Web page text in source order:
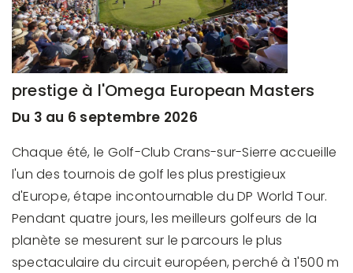
prestige à l'Omega European Masters
Du 3 au 6 septembre 2026
Chaque été, le Golf-Club Crans-sur-Sierre accueille
l'un des tournois de golf les plus prestigieux
d'Europe, étape incontournable du DP World Tour.
Pendant quatre jours, les meilleurs golfeurs de la
planète se mesurent sur le parcours le plus
spectaculaire du circuit européen, perché à 1'500 m